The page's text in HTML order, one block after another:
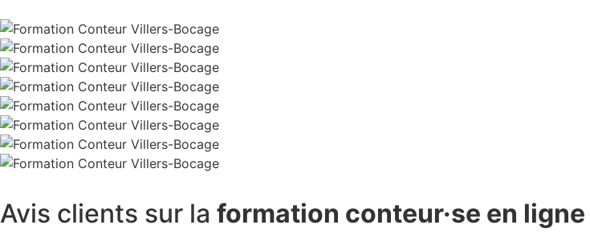
Avis clients sur la formation conteur·se en ligne